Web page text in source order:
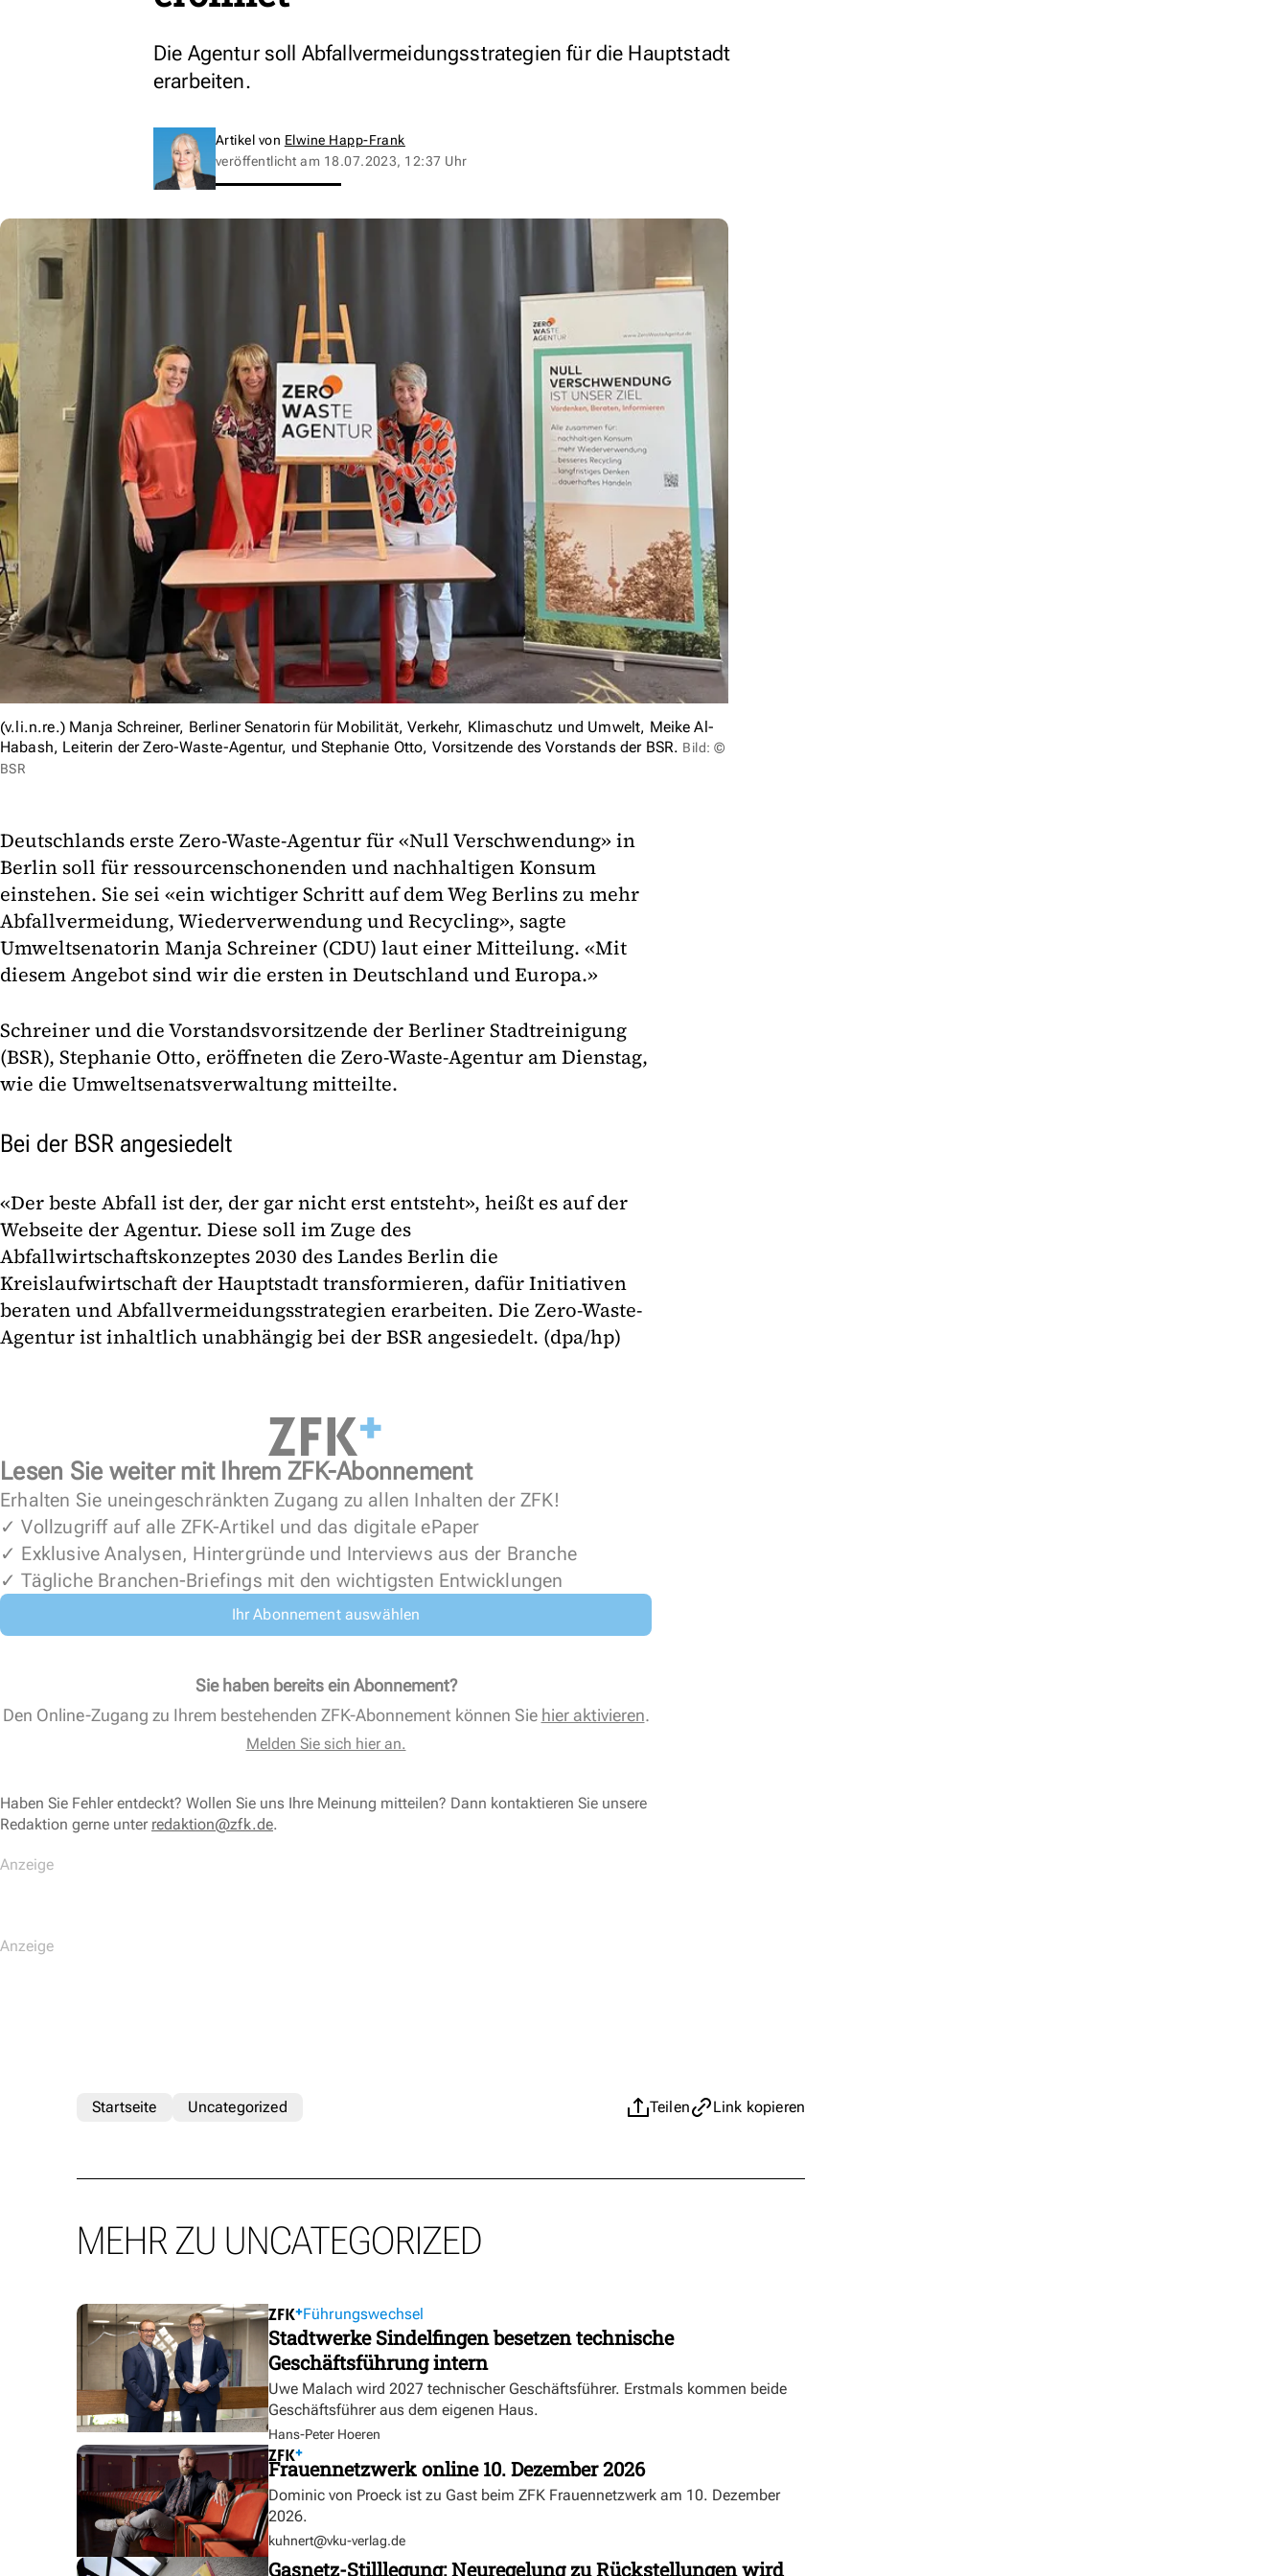
Die Agentur soll Abfallvermeidungsstrategien für die Hauptstadt
erarbeiten.
Artikel von Elwine Happ-Frank
veröffentlicht am 18.07.2023, 12:37 Uhr
(v.li.n.re.) Manja Schreiner, Berliner Senatorin für Mobilität, Verkehr, Klimaschutz und Umwelt, Meike Al-
Habash, Leiterin der Zero-Waste-Agentur, und Stephanie Otto, Vorsitzende des Vorstands der BSR. Bild: ©
BSR
Deutschlands erste Zero-Waste-Agentur für «Null Verschwendung» in
Berlin soll für ressourcenschonenden und nachhaltigen Konsum
einstehen. Sie sei «ein wichtiger Schritt auf dem Weg Berlins zu mehr
Abfallvermeidung, Wiederverwendung und Recycling», sagte
Umweltsenatorin Manja Schreiner (CDU) laut einer Mitteilung. «Mit
diesem Angebot sind wir die ersten in Deutschland und Europa.»
Schreiner und die Vorstandsvorsitzende der Berliner Stadtreinigung
(BSR), Stephanie Otto, eröffneten die Zero-Waste-Agentur am Dienstag,
wie die Umweltsenatsverwaltung mitteilte.
Bei der BSR angesiedelt
«Der beste Abfall ist der, der gar nicht erst entsteht», heißt es auf der
Webseite der Agentur. Diese soll im Zuge des
Abfallwirtschaftskonzeptes 2030 des Landes Berlin die
Kreislaufwirtschaft der Hauptstadt transformieren, dafür Initiativen
beraten und Abfallvermeidungsstrategien erarbeiten. Die Zero-Waste-
Agentur ist inhaltlich unabhängig bei der BSR angesiedelt. (dpa/hp)
Lesen Sie weiter mit Ihrem ZFK-Abonnement
Erhalten Sie uneingeschränkten Zugang zu allen Inhalten der ZFK!
✓ Vollzugriff auf alle ZFK-Artikel und das digitale ePaper
✓ Exklusive Analysen, Hintergründe und Interviews aus der Branche
✓ Tägliche Branchen-Briefings mit den wichtigsten Entwicklungen
Ihr Abonnement auswählen
Sie haben bereits ein Abonnement?
Den Online-Zugang zu Ihrem bestehenden ZFK-Abonnement können Sie hier aktivieren.
Melden Sie sich hier an.
Haben Sie Fehler entdeckt? Wollen Sie uns Ihre Meinung mitteilen? Dann kontaktieren Sie unsere
Redaktion gerne unter redaktion@zfk.de.
Teilen Link kopieren
Startseite Uncategorized
MEHR ZU UNCATEGORIZED
Führungswechsel
Stadtwerke Sindelfingen besetzen technische
Geschäftsführung intern
Uwe Malach wird 2027 technischer Geschäftsführer. Erstmals kommen beide
Geschäftsführer aus dem eigenen Haus.
Hans-Peter Hoeren
Frauennetzwerk online 10. Dezember 2026
Dominic von Proeck ist zu Gast beim ZFK Frauennetzwerk am 10. Dezember
2026.
kuhnert@vku-verlag.de
Gasnetz-Stilllegung: Neuregelung zu Rückstellungen wird